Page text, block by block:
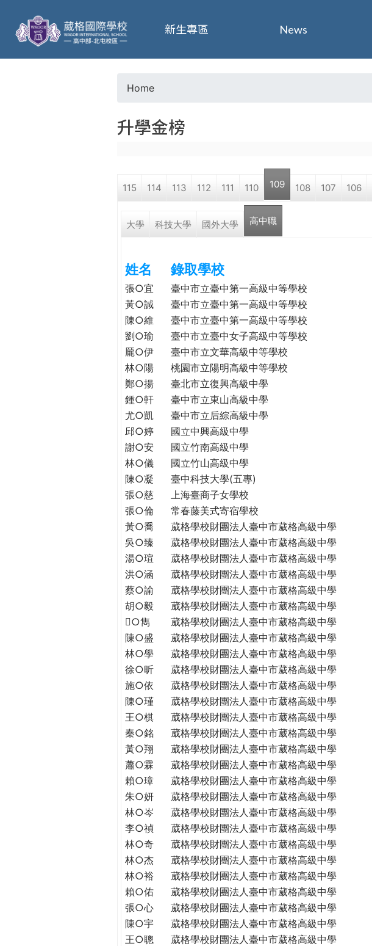
葳
格
o
a
r
h
e
r
e
Home
升學金榜
115 114 113 112 111 110 109 108 107 106
大學 科技大學 國外大學 高中職
姓名 錄取學校
張○宜 臺中市立臺中第一高級中等學校
黃○誠
臺中市立臺中第一高級中等學校
陳○維
臺中市立臺中第一高級中等學校
劉○瑜
臺中市立臺中女子高級中等學校
龎○伊
臺中市立文華高級中等學校
林○陽
桃園市立陽明高級中等學校
鄭○揚
臺北市立復興高級中學
鍾○軒
臺中市立東山高級中學
尤○凱
臺中市立后綜高級中學
邱○婷
國立中興高級中學
謝○安
國立竹南高級中學
林○儀
國立竹山高級中學
陳○凝
臺中科技大學(五專)
張○慈
上海臺商子女學校
張○倫
常春藤美式寄宿學校
黃○喬
葳格學校財團法人臺中市葳格高級中學
吳○臻
葳格學校財團法人臺中市葳格高級中學
湯○瑄
葳格學校財團法人臺中市葳格高級中學
洪○涵
葳格學校財團法人臺中市葳格高級中學
蔡○諭
葳格學校財團法人臺中市葳格高級中學
胡○毅
葳格學校財團法人臺中市葳格高級中學
○雋
葳格學校財團法人臺中市葳格高級中學
陳○盛
葳格學校財團法人臺中市葳格高級中學
林○學
葳格學校財團法人臺中市葳格高級中學
徐○昕
葳格學校財團法人臺中市葳格高級中學
施○依
葳格學校財團法人臺中市葳格高級中學
陳○瑾
葳格學校財團法人臺中市葳格高級中學
王○棋
葳格學校財團法人臺中市葳格高級中學
秦○銘
葳格學校財團法人臺中市葳格高級中學
黃○翔
葳格學校財團法人臺中市葳格高級中學
蕭○霖
葳格學校財團法人臺中市葳格高級中學
賴○璋
葳格學校財團法人臺中市葳格高級中學
朱○妍
葳格學校財團法人臺中市葳格高級中學
林○岑
葳格學校財團法人臺中市葳格高級中學
李○禎
葳格學校財團法人臺中市葳格高級中學
林○奇
葳格學校財團法人臺中市葳格高級中學
林○杰
葳格學校財團法人臺中市葳格高級中學
林○裕
葳格學校財團法人臺中市葳格高級中學
賴○佑
葳格學校財團法人臺中市葳格高級中學
張○心
葳格學校財團法人臺中市葳格高級中學
陳○宇
葳格學校財團法人臺中市葳格高級中學
王○聰
葳格學校財團法人臺中市葳格高級中學
新生專區 News